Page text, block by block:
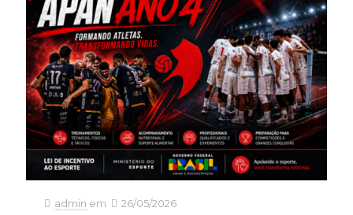
admin em 26/05/2026